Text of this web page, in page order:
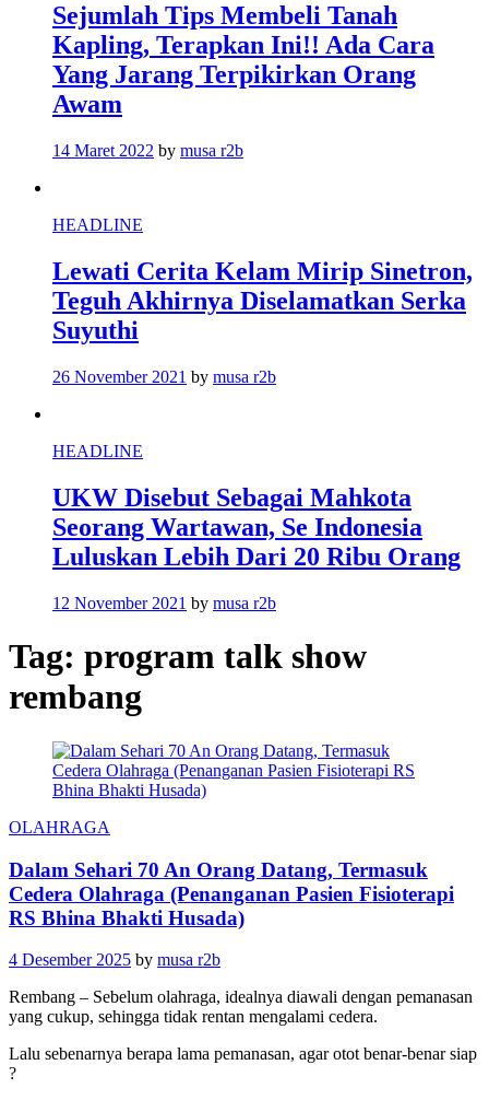
Sejumlah Tips Membeli Tanah
Kapling, Terapkan Ini!! Ada Cara
Yang Jarang Terpikirkan Orang
Awam
14 Maret 2022 by musa r2b
HEADLINE
Lewati Cerita Kelam Mirip Sinetron,
Teguh Akhirnya Diselamatkan Serka
Suyuthi
26 November 2021 by musa r2b
HEADLINE
UKW Disebut Sebagai Mahkota
Seorang Wartawan, Se Indonesia
Luluskan Lebih Dari 20 Ribu Orang
12 November 2021 by musa r2b
Tag: program talk show
rembang
OLAHRAGA
Dalam Sehari 70 An Orang Datang, Termasuk
Cedera Olahraga (Penanganan Pasien Fisioterapi
RS Bhina Bhakti Husada)
4 Desember 2025 by musa r2b
Rembang – Sebelum olahraga, idealnya diawali dengan pemanasan
yang cukup, sehingga tidak rentan mengalami cedera.
Lalu sebenarnya berapa lama pemanasan, agar otot benar-benar siap
?